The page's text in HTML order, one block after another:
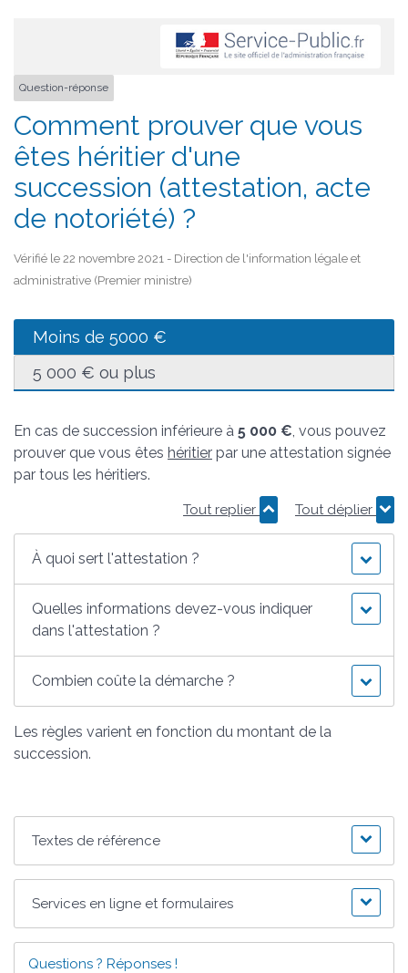
Question-réponse
Comment prouver que vous
êtes héritier d'une
succession (attestation, acte
de notoriété) ?
Vérifié le 22 novembre 2021 - Direction de l'information légale et
administrative (Premier ministre)
Moins de 5000 €
5 000 € ou plus
En cas de succession inférieure à 5 000 € , vous pouvez
prouver que vous êtes héritier par une attestation signée
par tous les héritiers.
Tout replier Tout déplier
À quoi sert l'attestation ?
Quelles informations devez-vous indiquer
dans l'attestation ?
Combien coûte la démarche ?
Les règles varient en fonction du montant de la
succession.
Textes de référence
Services en ligne et formulaires
Questions ? Réponses !